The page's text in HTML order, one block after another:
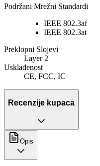
Podržani Mrežni Standardi
IEEE 802.3af
IEEE 802.3at
Preklopni Slojevi
Layer 2
Usklađenost
CE, FCC, IC
Recenzije kupaca
Opis